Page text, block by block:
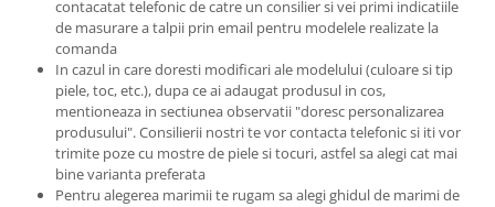
contacatat telefonic de catre un consilier si vei primi indicatiile
de masurare a talpii prin email pentru modelele realizate la
comanda
In cazul in care doresti modificari ale modelului (culoare si tip
piele, toc, etc.), dupa ce ai adaugat produsul in cos,
mentioneaza in sectiunea observatii "doresc personalizarea
produsului". Consilierii nostri te vor contacta telefonic si iti vor
trimite poze cu mostre de piele si tocuri, astfel sa alegi cat mai
bine varianta preferata
Pentru alegerea marimii te rugam sa alegi ghidul de marimi de